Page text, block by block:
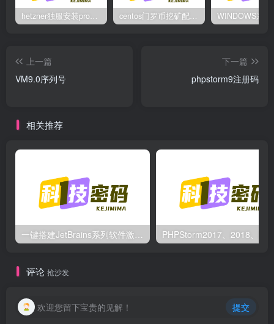
hetzner独服安装proxmox后，配置NAT网络（为单IP创建多个虚拟机做准备） centos门罗币挖矿配置过程
上一篇
VM9.0序列号
下一篇
phpstorm9注册码
相关推荐
一键搭建JetBrains系列软件激活服务器
评论 抢沙发
欢迎您留下宝贵的见解！ 提交